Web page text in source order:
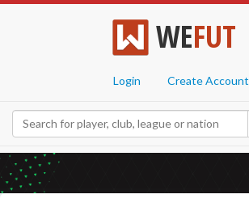
WEFUT
Login Create Account